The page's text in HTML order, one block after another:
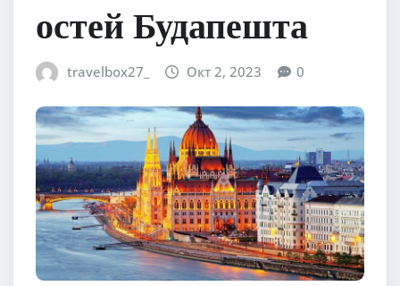
остей Будапешта
travelbox27_ Окт 2, 2023 0